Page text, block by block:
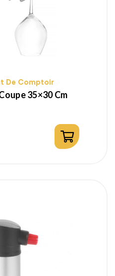
De Comptoir
35×30 Cm